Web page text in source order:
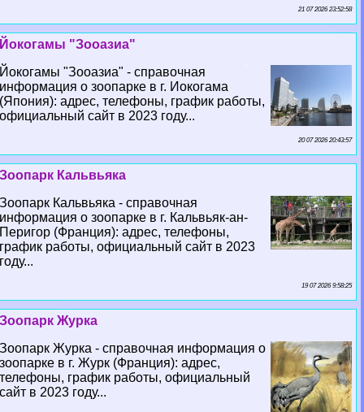
21 07 2026 23:52:58
Йокогамы "Зооазиа"
Йокогамы "Зооазиа" - справочная
информация о зоопарке в г. Иокогама
(Япония): адрес, телефоны, график работы,
официальный сайт в 2023 году...
20 07 2026 20:43:57
Зоопарк Кальвьяка
Зоопарк Кальвьяка - справочная
информация о зоопарке в г. Кальвьяк-ан-
Перигор (Франция): адрес, телефоны,
график работы, официальный сайт в 2023
году...
19 07 2026 9:58:25
Зоопарк Журка
Зоопарк Журка - справочная информация о
зоопарке в г. Журк (Франция): адрес,
телефоны, график работы, официальный
сайт в 2023 году...